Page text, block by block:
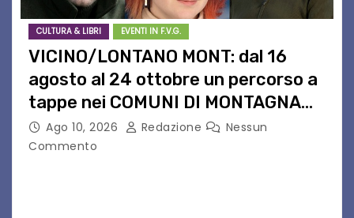
CULTURA & LIBRI EVENTI IN F.V.G.
VICINO/LONTANO MONT: dal 16
agosto al 24 ottobre un percorso a
tappe nei COMUNI DI MONTAGNA
DEL FVG
Ago 10, 2026 Redazione
Nessun
Commento